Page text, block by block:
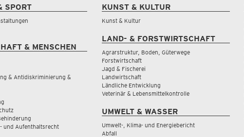
SPORT
& MENSCHEN
& Antidiskriminierung &
und Aufenthaltsrecht
KUNST & KULTUR
Kunst & Kultur
LAND- & FORSTWIRTSCHAFT
Agrarstruktur, Boden, Güterwege
Forstwirtschaft
Jagd & Fischerei
Landwirtschaft
Ländliche Entwicklung
Veterinär & Lebensmittelkontrolle
UMWELT & WASSER
Umwelt-, Klima- und Energiebericht
Abfall